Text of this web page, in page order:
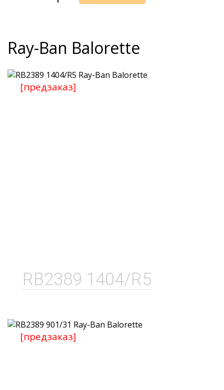
Ray-Ban Balorette
RB2389 1404/R5
[предзаказ]
[предзаказ]